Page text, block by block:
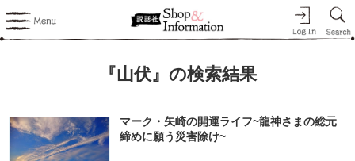
『山伏』の検索結果
マーク・矢崎の開運ライフ~龍神さまの総元
締めに願う災害除け~